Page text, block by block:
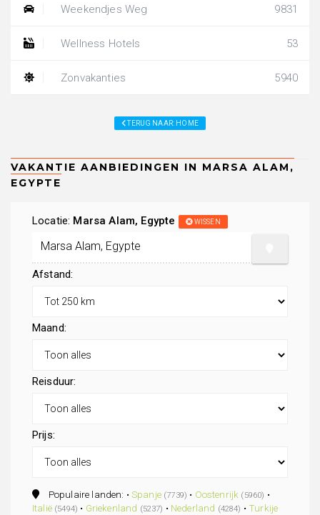
Weekendjes Weg 9831
Wellness Hotels 53
Zonvakanties 5940
TERUG NAAR: HOME
Locatie: Marsa Alam, Egypte WISSEN
Afstand:
Maand:
Reisduur:
Prijs:
Populaire landen: •Spanje (7739) • Oostenrijk (5960) •
Italië (5494) • Griekenland (5237) • Nederland (4284) • Turkije